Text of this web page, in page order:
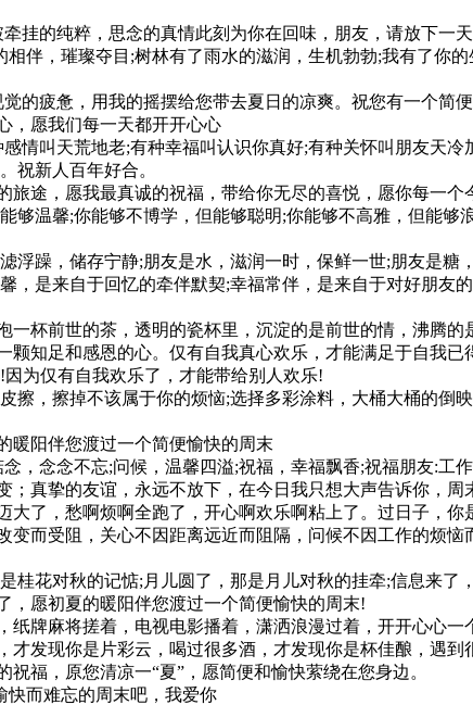
挂的纯粹，思念的真情此刻为你在回味，朋友，请放下一
伴，璀璨夺目;树林有了雨水的滋润，生机勃勃;我有了你
的疲惫，用我的摇摆给您带去夏日的凉爽。祝您有一个简便
，愿我们每一天都开开心心
情叫天荒地老;有种幸福叫认识你真好;有种关怀叫朋友天冷
祝新人百年好合。
途，愿我最真诚的祝福，带给你无尽的喜悦，愿你每一
温馨;你能够不博学，但能够聪明;你能够不高雅，但能够
躁，储存宁静;朋友是水，滋润一时，保鲜一世;朋友是糖
，是来自于回忆的牵伴默契;幸福常伴，是来自于对好朋友
杯前世的茶，透明的瓷杯里，沉淀的是前世的情，沸腾的
知足和感恩的心。仅有自我真心欢乐，才能满足于自我
为仅有自我欢乐了，才能带给别人欢乐!
擦，擦掉不该属于你的烦恼;选择多彩涂料，大桶大桶的倒
暖阳伴您渡过一个简便愉快的周末
，念念不忘;问候，温馨四溢;祝福，幸福飘香;祝福朋友:工
真挚的友谊，永远不放下，在今日我只想大声告诉你，周
大了，愁啊烦啊全跑了，开心啊欢乐啊粘上了。过日子，
而受阻，关心不因距离远近而阻隔，问候不因工作的烦
桂花对秋的记惦;月儿圆了，那是月儿对秋的挂牵;信息来了
愿初夏的暖阳伴您渡过一个简便愉快的周末!
牌麻将搓着，电视电影播着，潇洒浪漫过着，开开心心一
发现你是片彩云，喝过很多酒，才发现你是杯佳酿，遇到
福，原您清凉一“夏”，愿简便和愉快萦绕在您身边。
而难忘的周末吧，我爱你